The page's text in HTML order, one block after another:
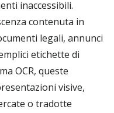
inaccessibili.
contenuta in
legali, annunci
etichette di
OCR, queste
visive,
o tradotte